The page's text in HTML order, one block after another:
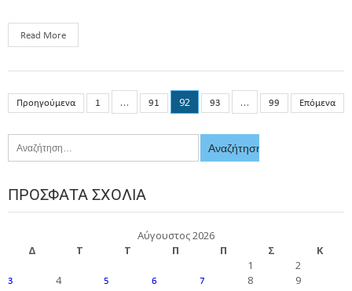
Read More
Προηγούμενα 1 … 91 92 93 … 99 Επόμενα
ΠΡΌΣΦΑΤΑ ΣΧΌΛΙΑ
Αύγουστος 2026
Δ
Τ Τ Π Π Σ
Κ
1
2
3 4 5 6 7 8
9